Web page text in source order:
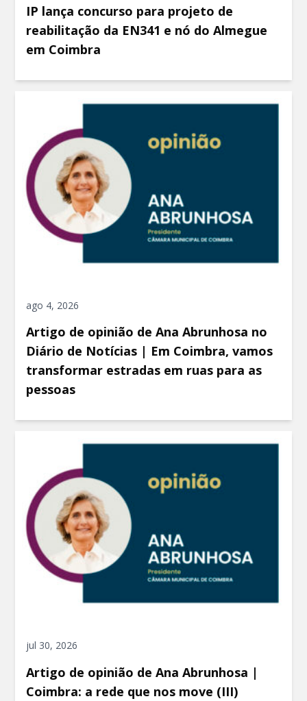
IP lança concurso para projeto de
reabilitação da EN341 e nó do Almegue
em Coimbra
ago 4, 2026
Artigo de opinião de Ana Abrunhosa no
Diário de Notícias | Em Coimbra, vamos
transformar estradas em ruas para as
pessoas
jul 30, 2026
Artigo de opinião de Ana Abrunhosa |
Coimbra: a rede que nos move (III)